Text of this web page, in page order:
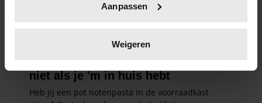
scannen op specifieke eigenschappen (fingerprinting)
verwerkt en stel uw voorkeuren in het
intrekken in de Cookieverklaring.
We gebruiken cookies om content en advertenties te
Aanpassen
Weigeren